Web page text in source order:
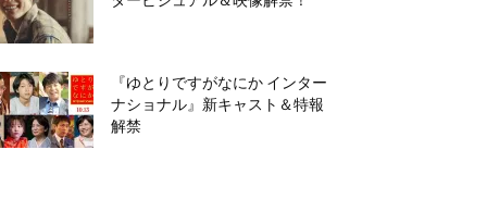
『ゆとりですがなにか インター
ナショナル』新キャスト＆特報
解禁